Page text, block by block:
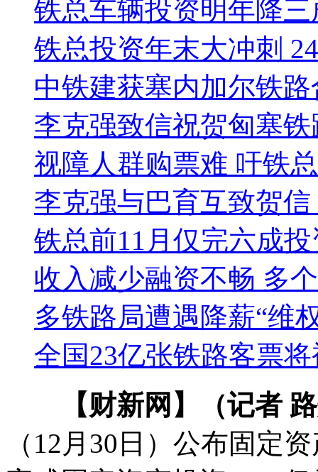
铁总车辆投资明年降三
铁总投资年末大冲刺
中铁建获塞内加尔铁
李克强致信祝贺匈塞
视障人群购票难 吁铁
李克强与巴育互致贺
铁总前11月仅完六成
收入减少融资不畅 多
多铁路局遭遇降薪“维
全国23亿张铁路客票
【财新网】（记者
（12月30日）公布固定